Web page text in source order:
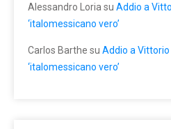
Alessandro Loria su Addio a
‘italomessicano vero’
Carlos Barthe su Addio a Vittorio
‘italomessicano vero’